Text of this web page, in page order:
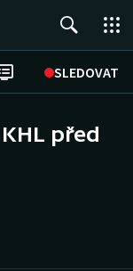
SLEDOVAT
před